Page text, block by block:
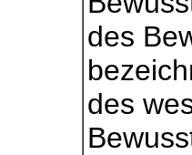
des
des